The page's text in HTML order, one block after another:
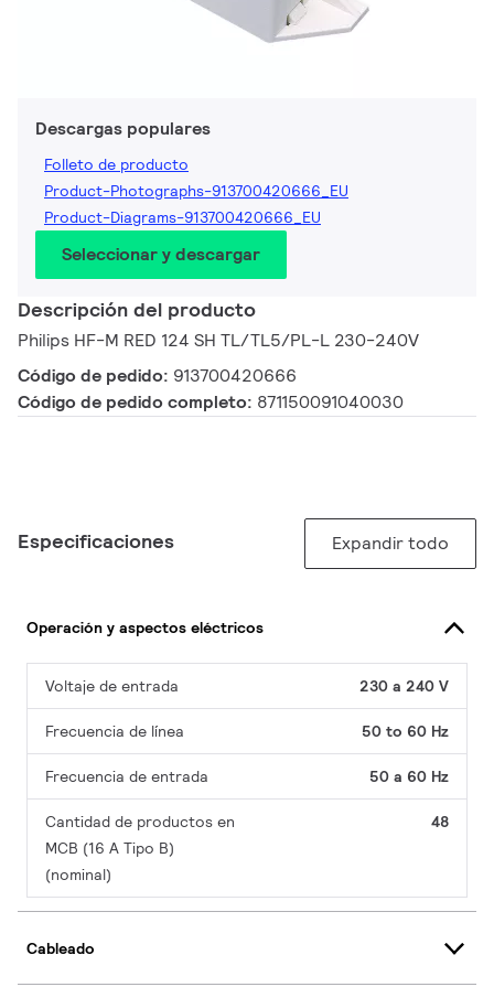
Descargas populares
Folleto de producto
Product-Photographs-913700420666_EU
Product-Diagrams-913700420666_EU
Seleccionar y descargar
Descripción del producto
Philips HF-M RED 124 SH TL/TL5/PL-L 230-240V
Código de pedido: 913700420666
Código de pedido completo: 871150091040030
Especificaciones Expandir todo
Operación y aspectos eléctricos
Voltaje de entrada 230 a 240 V
Frecuencia de línea 50 to 60 Hz
Frecuencia de entrada 50 a 60 Hz
Cantidad de productos en
MCB (16 A Tipo B)
(nominal)
48
Cableado